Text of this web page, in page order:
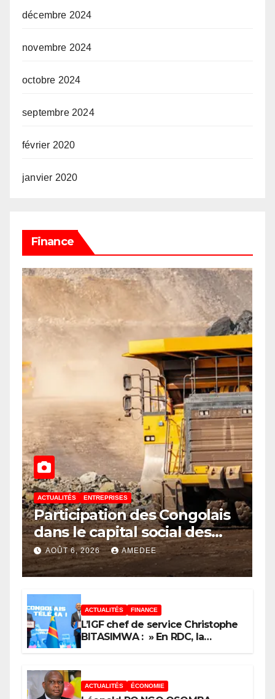
décembre 2024
novembre 2024
octobre 2024
septembre 2024
février 2020
janvier 2020
Finance
ACTUALITÉS ENTREPRISES
Participation des Congolais
dans le capital social des
sociétés minières : Voici les 5
questions que le Décret
AOÛT 6, 2026 AMEDEE
ACTUALITÉS FINANCE
L’IGF chef de service Christophe
BITASIMWA : » En RDC, la
ACTUALITÉS ÉCONOMIE